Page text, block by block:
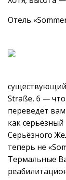
Отель
Straße, 6 —
переведёт
как
Серьёзного
теперь не
Термальные